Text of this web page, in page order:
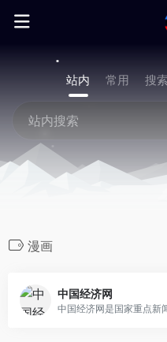
站内 常用 搜索
漫画
中国经济网